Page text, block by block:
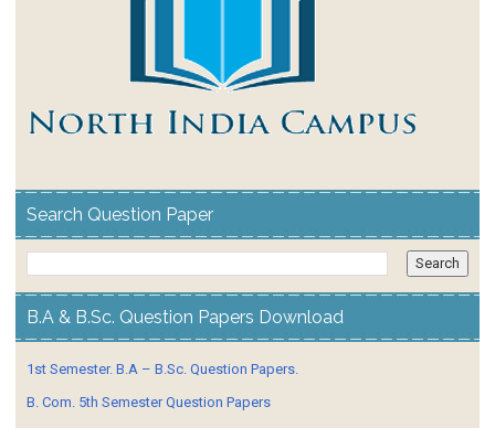
Search Question Paper
B.A & B.Sc. Question Papers Download
1st Semester. B.A – B.Sc. Question Papers.
B. Com. 5th Semester Question Papers